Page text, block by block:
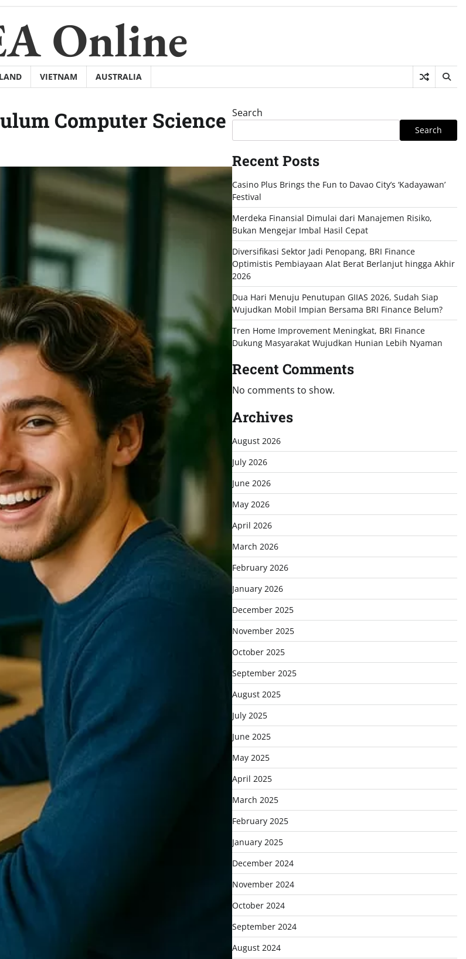
Online
VIETNAM AUSTRALIA
Computer Science Search
Search
Recent Posts
Casino Plus Brings the Fun to Davao City’s ‘Kadayawan’
Festival
Merdeka Finansial Dimulai dari Manajemen Risiko,
Bukan Mengejar Imbal Hasil Cepat
Diversifikasi Sektor Jadi Penopang, BRI Finance
Optimistis Pembiayaan Alat Berat Berlanjut hingga Akhir
2026
Dua Hari Menuju Penutupan GIIAS 2026, Sudah Siap
Wujudkan Mobil Impian Bersama BRI Finance Belum?
Tren Home Improvement Meningkat, BRI Finance
Dukung Masyarakat Wujudkan Hunian Lebih Nyaman
Recent Comments
No comments to show.
Archives
August 2026
July 2026
June 2026
May 2026
April 2026
March 2026
February 2026
January 2026
December 2025
November 2025
October 2025
September 2025
August 2025
July 2025
June 2025
May 2025
April 2025
March 2025
February 2025
January 2025
December 2024
November 2024
October 2024
September 2024
August 2024